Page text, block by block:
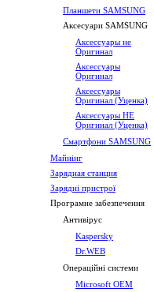
Планшети SAMSUNG
Аксесуари SAMSUNG
Аксессуары не
Оригинал
Аксессуары
Оригинал
Аксессуары
Оригинал (Уценка)
Аксессуары НЕ
Оригинал (Уценка)
Смартфони SAMSUNG
Майнінг
Зарядная станция
Зарядні пристрої
Програмне забезпечення
Антивірус
Kaspersky
Dr.WEB
Операційні системи
Microsoft OEM